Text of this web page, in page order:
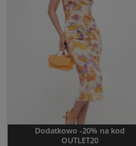
Dodatkowo -20% na kod
OUTLET20